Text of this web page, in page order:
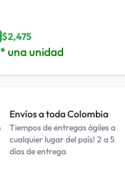
$2,475
* una unidad
Envíos a toda Colombia
Tiempos de entregas ágiles a
cualquier lugar del país! 2 a 5
días de entrega